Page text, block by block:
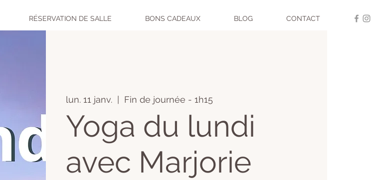
RÉSERVATION DE SALLE BONS CADEAUX BLOG CONTACT
lun. 11 janv.
  |
Fin de journée - 1h15
Yoga du lundi
avec Marjorie